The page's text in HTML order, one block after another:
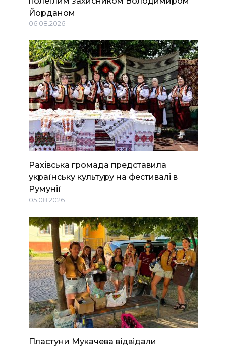
Йорданом
06.08.2026
Рахівська громада представила
українську культуру на фестивалі в
Румунії
05.08.2026
Пластуни Мукачева відвідали